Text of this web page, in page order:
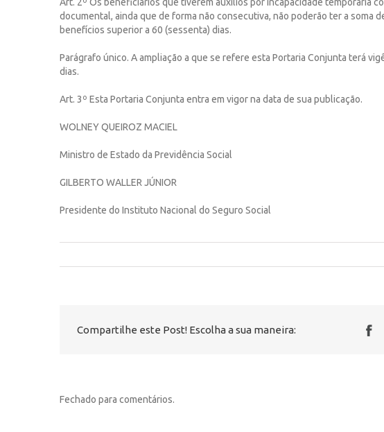
documental, ainda que de forma não consecutiva, não poderão ter a soma
benefícios superior a 60 (sessenta) dias.
Parágrafo único. A ampliação a que se refere esta Portaria Conjunta terá
dias.
Art. 3º Esta Portaria Conjunta entra em vigor na data de sua publicação.
WOLNEY QUEIROZ MACIEL
Ministro de Estado da Previdência Social
GILBERTO WALLER JÚNIOR
Presidente do Instituto Nacional do Seguro Social
Compartilhe este Post! Escolha a sua maneira:
Fechado para comentários.